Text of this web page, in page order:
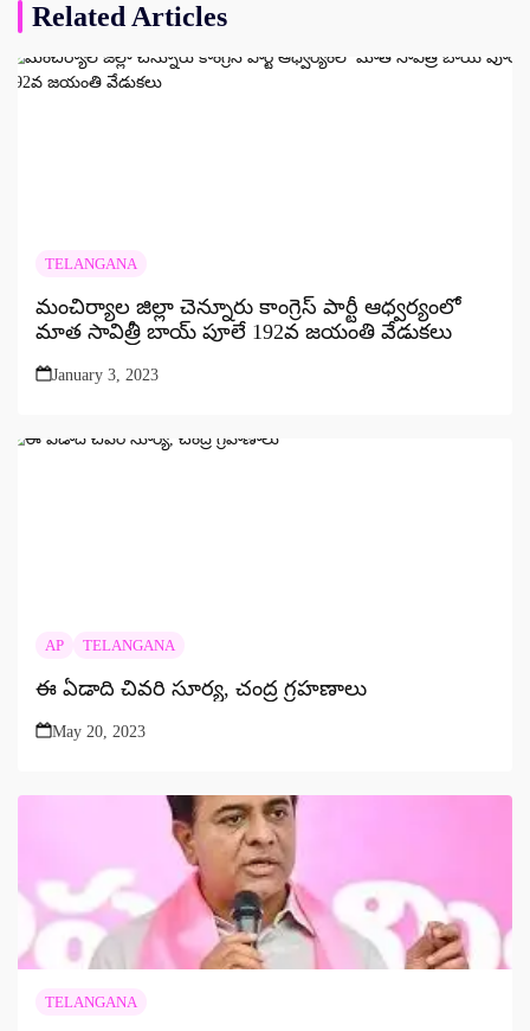
Related Articles
TELANGANA
మంచిర్యాల జిల్లా చెన్నూరు కాంగ్రెస్ పార్టీ ఆధ్వర్యంలో
మాత సావిత్రీ బాయ్ పూలే 192వ జయంతి వేడుకలు
January 3, 2023
AP TELANGANA
ఈ ఏడాది చివరి సూర్య, చంద్ర గ్రహణాలు
May 20, 2023
TELANGANA